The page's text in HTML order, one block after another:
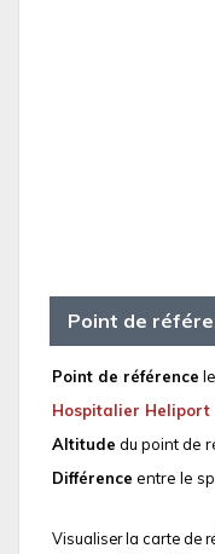
Point de
Point de référence
Hospitalier
Altitude du point de
Différence entre le
Visualiser la carte de